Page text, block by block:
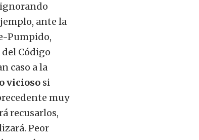
ante la
Pumpido,
Código
caso a la
vicioso si
muy
recusarlos,
Peor